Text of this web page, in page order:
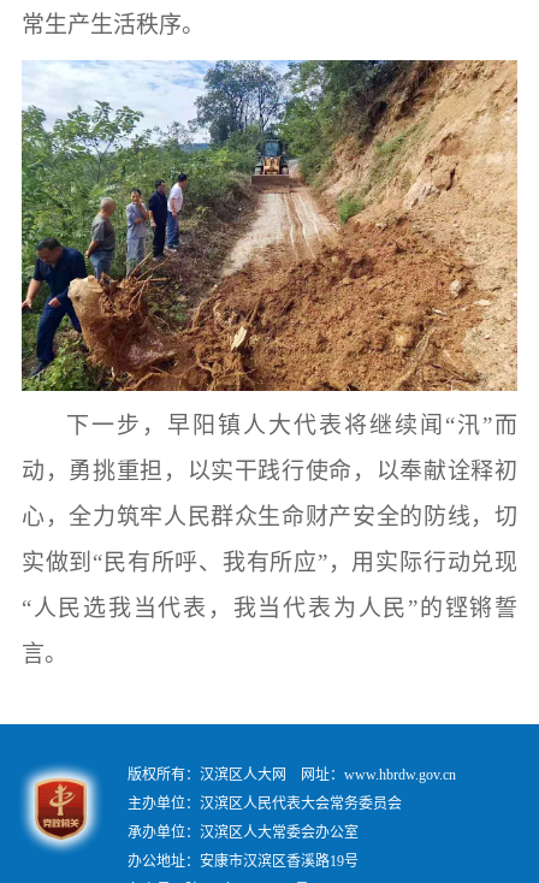
常生产生活秩序。
下一步，早阳镇人大代表将继续闻 “汛”而
动，勇挑重担，以实干践行使命，以奉献诠释初
心，全力筑牢人民群众生命财产安全的防线，切
实做到“民有所呼、我有所应”，用实际行动兑现
“人民选我当代表，我当代表为人民”的铿锵誓
言。
版权所有：汉滨区人大网 网址：www.hbrdw.gov.cn
主办单位：汉滨区人民代表大会常务委员会
承办单位：汉滨区人大常委会办公室
办公地址：安康市汉滨区香溪路19号